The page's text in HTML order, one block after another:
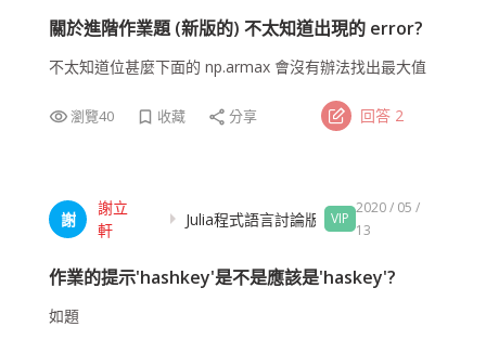
人工智慧
關於進階作業題 (新版的) 不太知道出現的 error?
不太知道位甚麼下面的 np.armax 會沒有辦法找出最大值
visibility瀏覽40 bookmark_border 收藏 share 分享 回答 2
謝
謝立
軒
arrow_right Julia程式語言討論版 VIP
2020 / 05 /
13
作業的提示'hashkey'是不是應該是'haskey'?
如題